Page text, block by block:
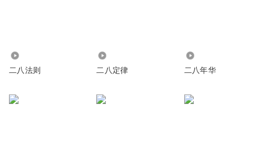
二八法则 二八定律 二八年华